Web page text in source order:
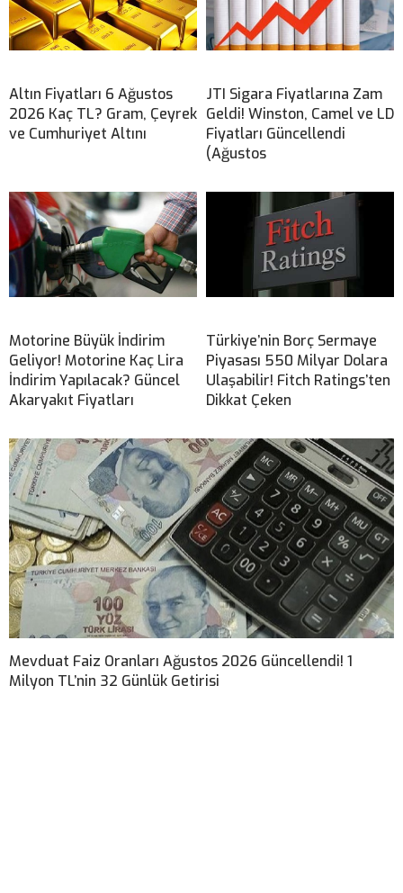
Altın Fiyatları 6 Ağustos
2026 Kaç TL? Gram, Çeyrek
ve Cumhuriyet Altını
JTI Sigara Fiyatlarına Zam
Geldi! Winston, Camel ve LD
Fiyatları Güncellendi
(Ağustos
Motorine Büyük İndirim
Geliyor! Motorine Kaç Lira
İndirim Yapılacak? Güncel
Akaryakıt Fiyatları
Türkiye’nin Borç Sermaye
Piyasası 550 Milyar Dolara
Ulaşabilir! Fitch Ratings’ten
Dikkat Çeken
Mevduat Faiz Oranları Ağustos 2026 Güncellendi! 1
Milyon TL’nin 32 Günlük Getirisi